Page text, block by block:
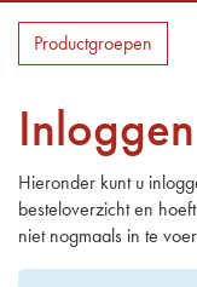
Productgroepen
Inloggen
Hieronder kunt u
besteloverzicht en
niet nogmaals in te